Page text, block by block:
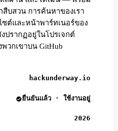
บสวน การค้นหาของเรา
ซต์และหน้าพาร์ทเนอร์ของ
ปรากฏอยู่ในโปรเจกต์
พวกเขาบน GitHub
hackunderway.io
ยืนยันแล้ว · ใช้งานอยู่
2026